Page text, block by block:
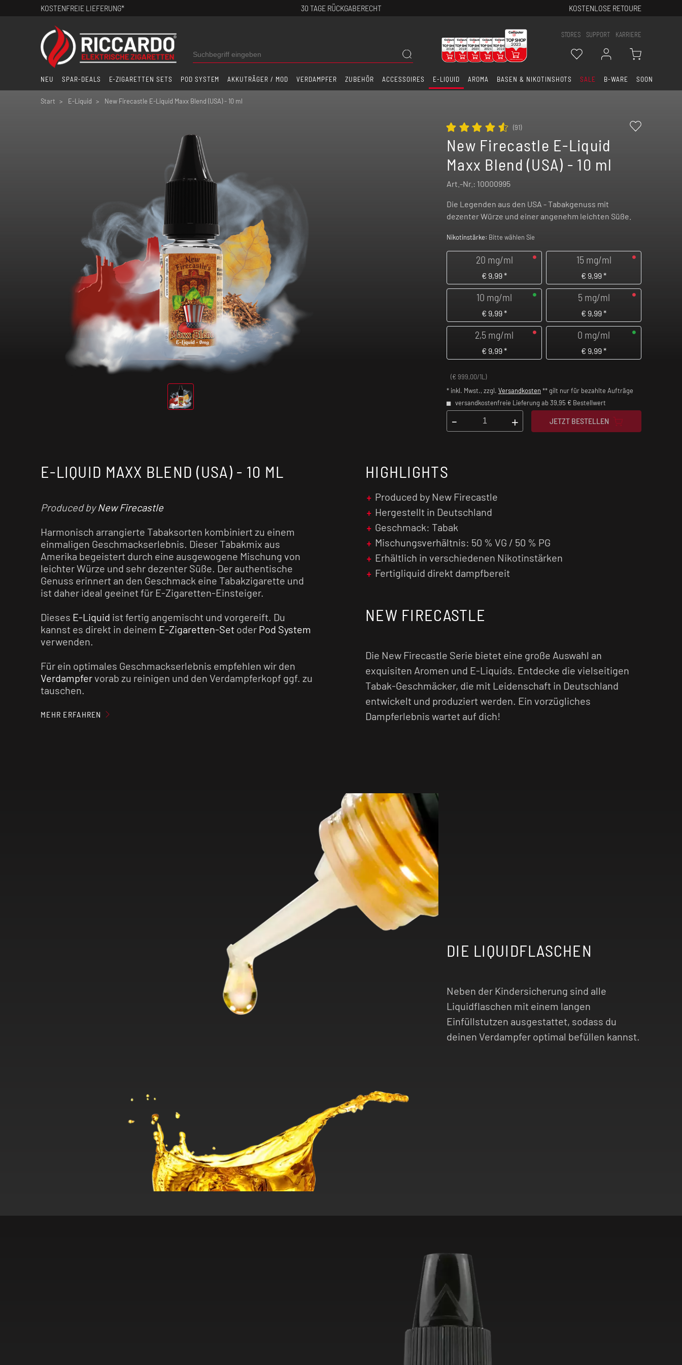
KOSTENFREIE LIEFERUNG* 30 TAGE RÜCKGABERECHT KOSTENLOSE RETOURE
STORES SUPPORT KARRIERE
NEU SPAR-DEALS E-ZIGARETTEN SETS POD SYSTEM AKKUTRÄGER / MOD VERDAMPFER ZUBEHÖR ACCESSOIRES E-LIQUID AROMA BASEN & NIKOTINSHOTS SALE B-WARE SOON
Start E-Liquid New Firecastle E-Liquid Maxx Blend (USA) - 10 ml
(91)
New Firecastle E-Liquid
Maxx Blend (USA) - 10 ml
Art.-Nr.: 10000995
Die Legenden aus den USA - Tabakgenuss mit
dezenter Würze und einer angenehm leichten Süße.
Nikotinstärke: Bitte wählen Sie
20 mg/ml
€ 9,99*
15 mg/ml
€ 9,99*
10 mg/ml
€ 9,99*
5 mg/ml
€ 9,99*
2,5 mg/ml
€ 9,99*
0 mg/ml
€ 9,99*
(€ 999,00/1L)
* inkl. Mwst., zzgl. Versandkosten ** gilt nur für bezahlte Aufträge
versandkostenfreie Lieferung ab 39,95 € Bestellwert
- + JETZT BESTELLEN
E-LIQUID MAXX BLEND (USA) - 10 ML
Produced byNew Firecastle
Harmonisch arrangierte Tabaksorten kombiniert zu einem
einmaligen Geschmackserlebnis. Dieser Tabakmix aus
Amerika begeistert durch eine ausgewogene Mischung von
leichter Würze und sehr dezenter Süße. Der authentische
Genuss erinnert an den Geschmack eine Tabakzigarette und
ist daher ideal geeinet für E-Zigaretten-Einsteiger.
Dieses E-Liquid ist fertig angemischt und vorgereift. Du
kannst es direkt in deinem E-Zigaretten-Set oder Pod System
verwenden.
Für ein optimales Geschmackserlebnis empfehlen wir den
Verdampfervorab zu reinigen und den Verdampferkopf ggf. zu
tauschen.
MEHR ERFAHREN
HIGHLIGHTS
Produced by New Firecastle
Hergestellt in Deutschland
Geschmack: Tabak
Mischungsverhältnis: 50 % VG / 50 % PG
Erhältlich in verschiedenen Nikotinstärken
Fertigliquid direkt dampfbereit
NEW FIRECASTLE
Die New Firecastle Serie bietet eine große Auswahl an
exquisiten Aromen und E-Liquids. Entdecke die vielseitigen
Tabak-Geschmäcker, die mit Leidenschaft in Deutschland
entwickelt und produziert werden. Ein vorzügliches
Dampferlebnis wartet auf dich!
DIE LIQUIDFLASCHEN
Neben der Kindersicherung sind alle
Liquidflaschen mit einem langen
Einfüllstutzen ausgestattet, sodass du
deinen Verdampfer optimal befüllen kannst.